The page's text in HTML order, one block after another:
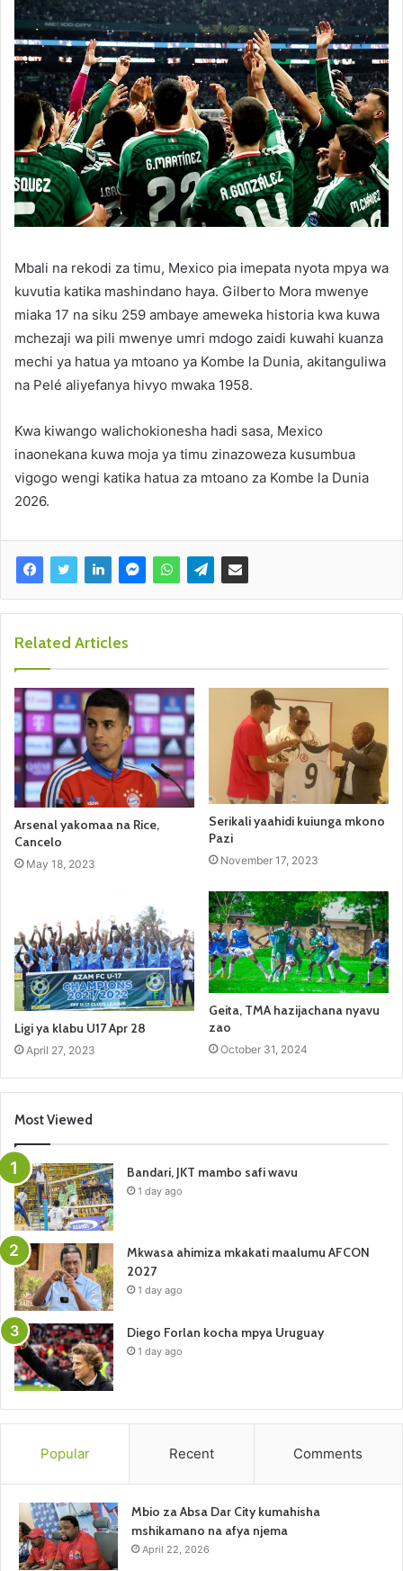
Mbali na rekodi za timu, Mexico pia imepata nyota mpya wa
kuvutia katika mashindano haya. Gilberto Mora mwenye
miaka 17 na siku 259 ambaye ameweka historia kwa kuwa
mchezaji wa pili mwenye umri mdogo zaidi kuwahi kuanza
mechi ya hatua ya mtoano ya Kombe la Dunia, akitanguliwa
na Pelé aliyefanya hivyo mwaka 1958.
Kwa kiwango walichokionesha hadi sasa, Mexico
inaonekana kuwa moja ya timu zinazoweza kusumbua
vigogo wengi katika hatua za mtoano za Kombe la Dunia
2026.
Related Articles
Arsenal yakomaa na Rice,
Cancelo
May 18, 2023
Serikali yaahidi kuiunga mkono
Pazi
November 17, 2023
Ligi ya klabu U17 Apr 28
April 27, 2023
Geita, TMA hazijachana nyavu
zao
October 31, 2024
Most Viewed
Bandari, JKT mambo safi wavu
1 day ago
Mkwasa ahimiza mkakati maalumu AFCON
2027
1 day ago
Diego Forlan kocha mpya Uruguay
1 day ago
Popular Recent Comments
Mbio za Absa Dar City kumahisha
mshikamano na afya njema
April 22, 2026